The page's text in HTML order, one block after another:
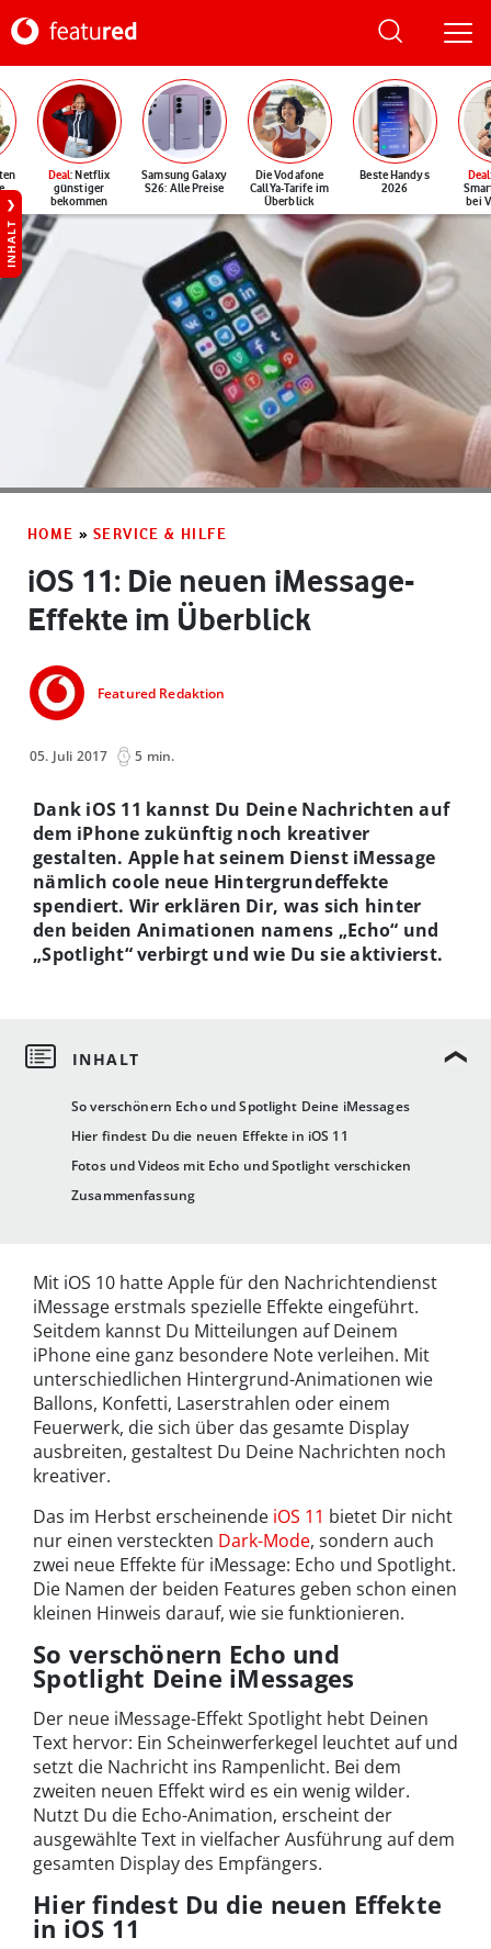
Deal: Netflix
günstiger
bekommen
Samsung Galaxy
S26: Alle Preise
Die Vodafone
CallYa-Tarife im
Überblick
Beste Handys
2026
Deal
bei
INHALT
HOME » SERVICE & HILFE
iOS 11: Die neuen iMessage-
Effekte im Überblick
Featured Redaktion
05. Juli 2017 5 min.
So verschönern Echo und Spotlight Deine iMessages
Hier findest Du die neuen Effekte in iOS 11
Fotos und Videos mit Echo und Spotlight verschicken
Zusammenfassung
Dank iOS 11 kannst Du Deine Nachrichten auf
dem iPhone zukünftig noch kreativer
gestalten. Apple hat seinem Dienst iMessage
nämlich coole neue Hintergrundeffekte
spendiert. Wir erklären Dir, was sich hinter
den beiden Animationen namens „Echo“ und
„Spotlight“ verbirgt und wie Du sie aktivierst.
Mit iOS 10 hatte Apple für den Nachrichtendienst
iMessage erstmals spezielle Effekte eingeführt.
Seitdem kannst Du Mitteilungen auf Deinem
iPhone eine ganz besondere Note verleihen. Mit
unterschiedlichen Hintergrund-Animationen wie
Ballons, Konfetti, Laserstrahlen oder einem
Feuerwerk, die sich über das gesamte Display
ausbreiten, gestaltest Du Deine Nachrichten noch
kreativer.
Das im Herbst erscheinende iOS 11 bietet Dir nicht
nur einen versteckten Dark-Mode, sondern auch
zwei neue Effekte für iMessage: Echo und Spotlight.
Die Namen der beiden Features geben schon einen
kleinen Hinweis darauf, wie sie funktionieren.
So verschönern Echo und
Spotlight Deine iMessages
Der neue iMessage-Effekt Spotlight hebt Deinen
Text hervor: Ein Scheinwerferkegel leuchtet auf und
setzt die Nachricht ins Rampenlicht. Bei dem
zweiten neuen Effekt wird es ein wenig wilder.
Nutzt Du die Echo-Animation, erscheint der
ausgewählte Text in vielfacher Ausführung auf dem
gesamten Display des Empfängers.
Hier findest Du die neuen Effekte
in iOS 11